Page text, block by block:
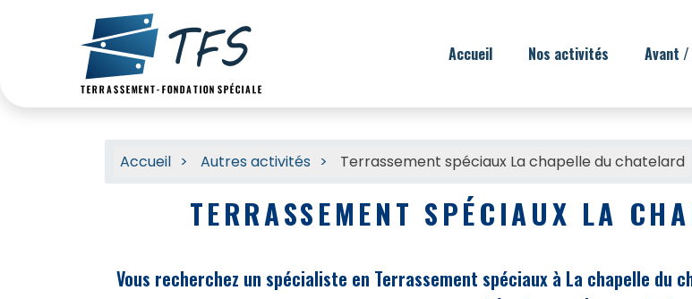
Accueil Nos activités Avant
Accueil Autres activités Terrassement spéciaux La chapelle du chatelard
TERRASSEMENT SPÉCIAUX LA
Vous recherchez un spécialiste en Terrassement spéciaux à La chapelle du